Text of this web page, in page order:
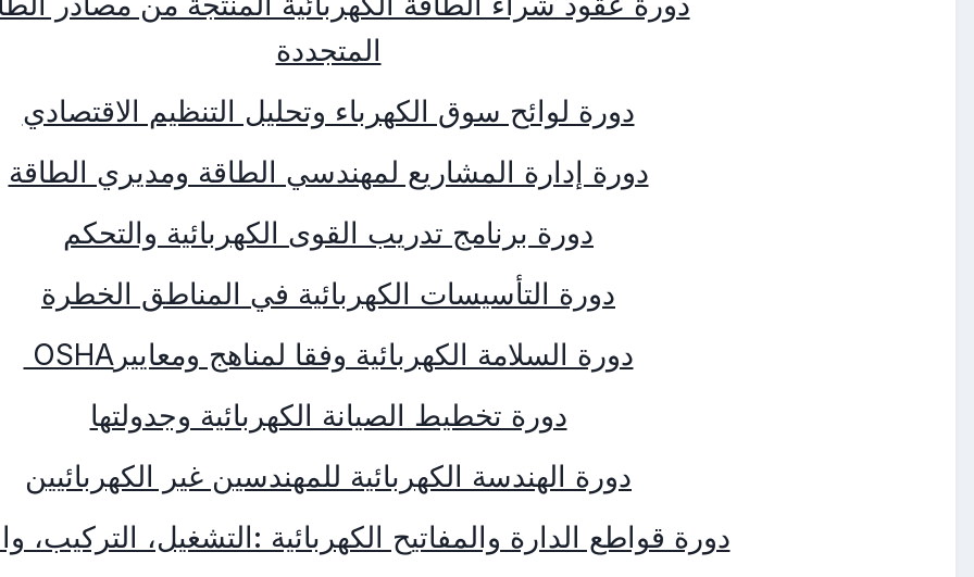
المتجددة
دورة لوائح سوق الكهرباء وتحليل التنظيم الاقتصادي
دورة إدارة المشاريع لمهندسي الطاقة ومديري الطاقة
دورة برنامج تدريب القوى الكهربائية والتحكم
دورة التأسيسات الكهربائية في المناطق الخطرة
دورة السلامة الكهربائية وفقا لمناهج ومعايير OSHA
دورة تخطيط الصيانة الكهربائية وجدولتها
دورة الهندسة الكهربائية للمهندسين غير الكهربائيين
دورة قواطع الدارة والمفاتيح الكهربائية :التشغيل، التركيب،